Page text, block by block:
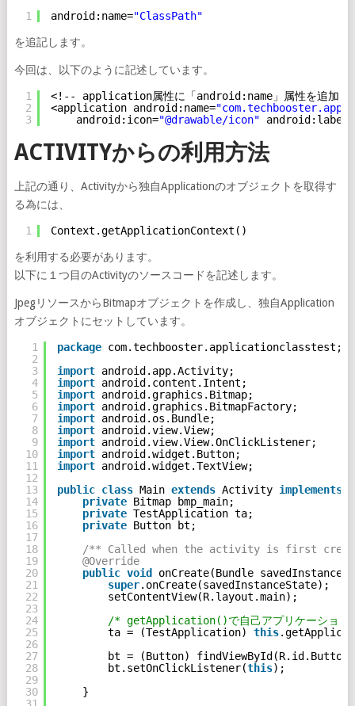
1 android:name="ClassPath"
を追記します。
今回は、以下のように記述しています。
1
2
3
<!-- application属性に「android:name」属性を追加
<application android:name=
android:icon="@drawable/icon" android:label=
ACTIVITYからの利用方法
上記の通り、Activityから独自Applicationのオブジェクトを取得す
る為には、
1 Context.getApplicationContext()
を利用する必要があります。
以下に１つ目のActivityのソースコードを記述します。
JpegリソースからBitmapオブジェクトを作成し、独自Application
オブジェクトにセットしています。
1
2
3
4
5
6
7
8
9
10
11
12
13
14
15
16
17
18
19
20
21
22
23
24
25
26
27
28
29
30
package com.techbooster.applicationclasstest;
import android.app.Activity;
import android.content.Intent;
import android.graphics.Bitmap;
import android.graphics.BitmapFactory;
import android.os.Bundle;
import android.view.View;
import android.view.View.OnClickListener;
import android.widget.Button;
import android.widget.TextView;
public class Main extends Activity implements
private Bitmap bmp_main;
private TestApplication ta;
private Button bt;
/** Called when the activity is first
@Override
public void
onCreate(Bundle
super.onCreate(savedInstanceState);
setContentView(R.layout.main);
/* getApplication()で自己アプリケーション
ta = (TestApplication) this
bt = (Button)
bt.setOnClickListener(this);
}